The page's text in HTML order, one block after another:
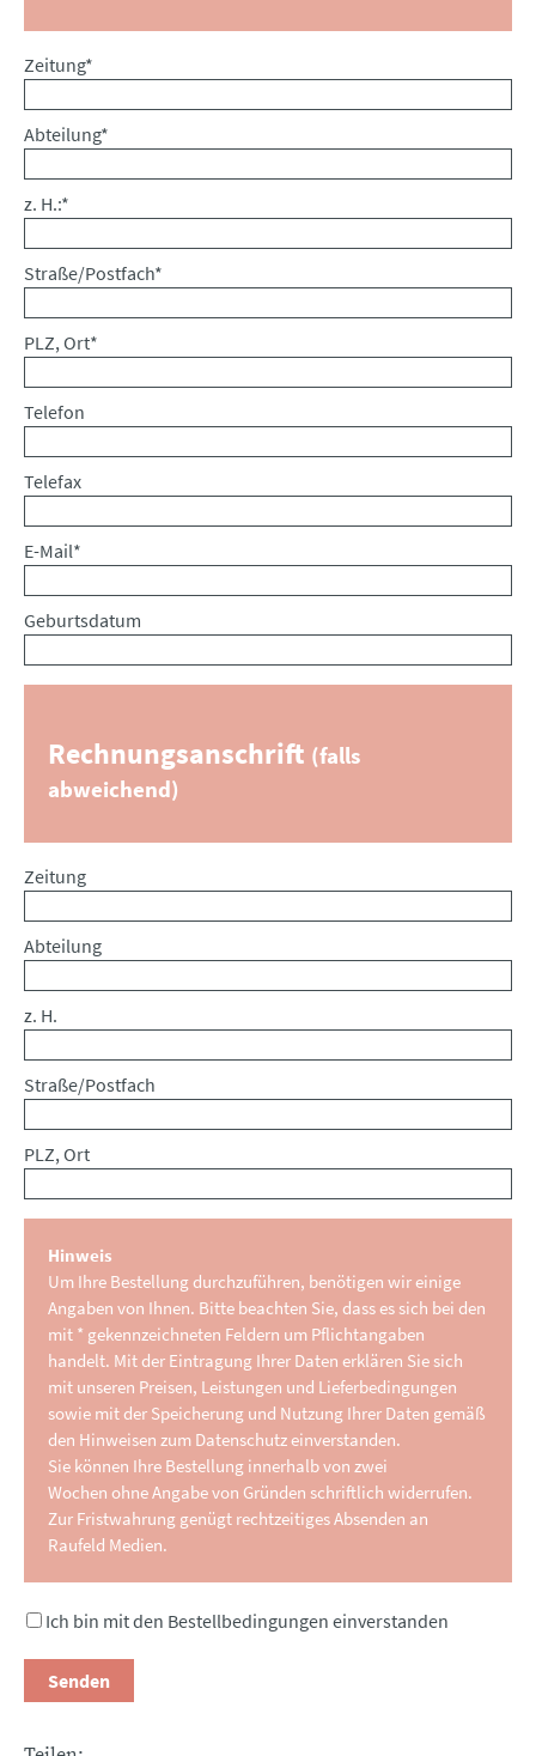
Pflichtfeld
Zeitung*
Pflichtfeld
Abteilung*
Pflichtfeld
z. H.:*
Pflichtfeld
Straße/Postfach*
Pflichtfeld
PLZ, Ort*
Telefon
Telefax
Pflichtfeld
E-Mail*
Geburtsdatum
Rechnungsanschrift (falls
abweichend)
Zeitung
Abteilung
z. H.
Straße/Postfach
PLZ, Ort
Hinweis
Um Ihre Bestellung durchzuführen, benötigen wir einige
Angaben von Ihnen. Bitte beachten Sie, dass es sich bei den
mit * gekennzeichneten Feldern um Pflichtangaben
handelt. Mit der Eintragung Ihrer Daten erklären Sie sich
mit unseren Preisen, Leistungen und Lieferbedingungen
sowie mit der Speicherung und Nutzung Ihrer Daten gemäß
den Hinweisen zum Datenschutz einverstanden.
Sie können Ihre Bestellung innerhalb von zwei
Wochen ohne Angabe von Gründen schriftlich widerrufen.
Zur Fristwahrung genügt rechtzeitiges Absenden an
Raufeld Medien.
Ich bin mit den Bestellbedingungen einverstanden
Senden